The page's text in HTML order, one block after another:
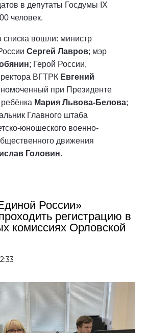
в депутаты Госдумы IX
человек.
списка вошли: министр
Сергей Лавров; мэр
; Герой России,
ВГТРК Евгений
при Президенте
Мария Львова-Белова;
Главного штаба
юношеского военно-
движения
Головин.
России»
регистрацию в
комиссиях Орловской